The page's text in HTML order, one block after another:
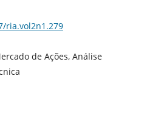
ria.vol2n1.279
de Ações, Análise